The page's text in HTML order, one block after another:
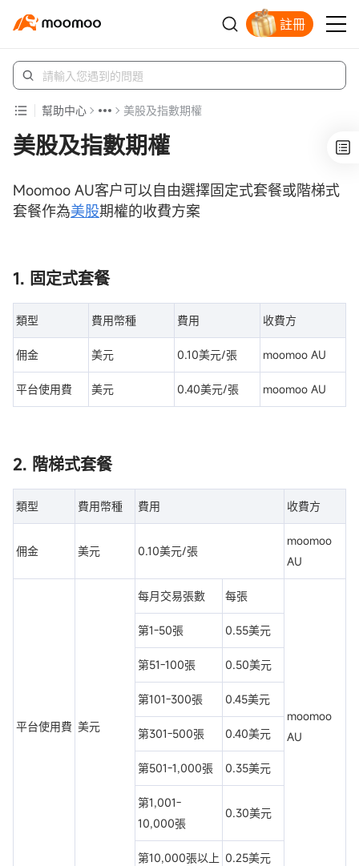
註冊
幫助中心 美股及指數期權
美股及指數期權
Moomoo AU客户可以自由選擇固定式套餐或階梯式
套餐作為美股期權的收費方案
1. 固定式套餐
類型 費用幣種 費用 收費方
佣金 美元 0.10美元/張 moomoo AU
平台使用費 美元 0.40美元/張 moomoo AU
2. 階梯式套餐
類型 費用幣種 費用 收費方
佣金 美元 0.10美元/張
moomoo
AU
平台使用費 美元
每月交易張數 每張
moomoo
AU
第1-50張 0.55美元
第51-100張 0.50美元
第101-300張 0.45美元
第301-500張 0.40美元
第501-1,000張 0.35美元
第1,001-
10,000張
0.30美元
第10,000張以上 0.25美元